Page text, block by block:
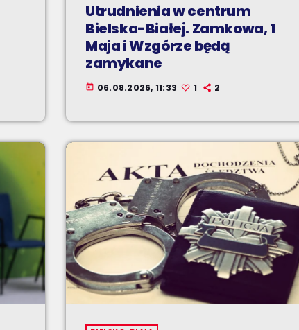
Utrudnienia w centrum
Bielska-Białej. Zamkowa, 1
Maja i Wzgórze będą
zamykane
today 06.08.2026, 11:33 1 2